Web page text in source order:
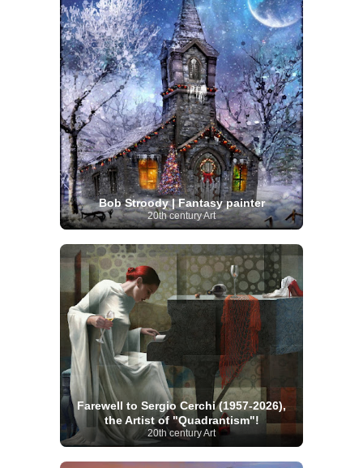
Bob Stroody | Fantasy painter
20th century Art
Farewell to Sergio Cerchi (1957-2026),
the Artist of "Quadrantism"!
20th century Art